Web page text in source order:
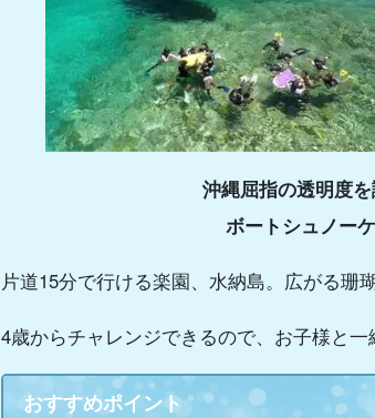
沖縄屈指の透明度
ボートシュノー
片道15分で行ける楽園、水納島。広がる珊
4歳からチャレンジできるので、お子様と
おすすめポイント